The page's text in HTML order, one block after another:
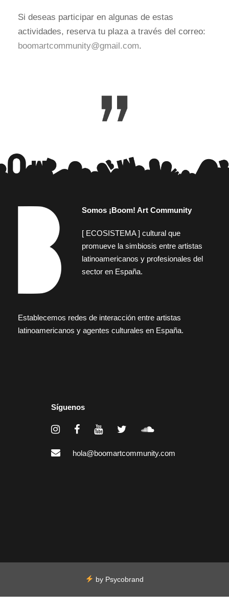
Si deseas participar en algunas de estas
actividades, reserva tu plaza a través del correo:
boomartcommunity@gmail.com.
Somos ¡Boom! Art Community
[ ECOSISTEMA ] cultural que
promueve la simbiosis entre artistas
latinoamericanos y profesionales del
sector en España.
Establecemos redes de interacción entre artistas
latinoamericanos y agentes culturales en España.
Síguenos
hola@boomartcommunity.com
by Psycobrand